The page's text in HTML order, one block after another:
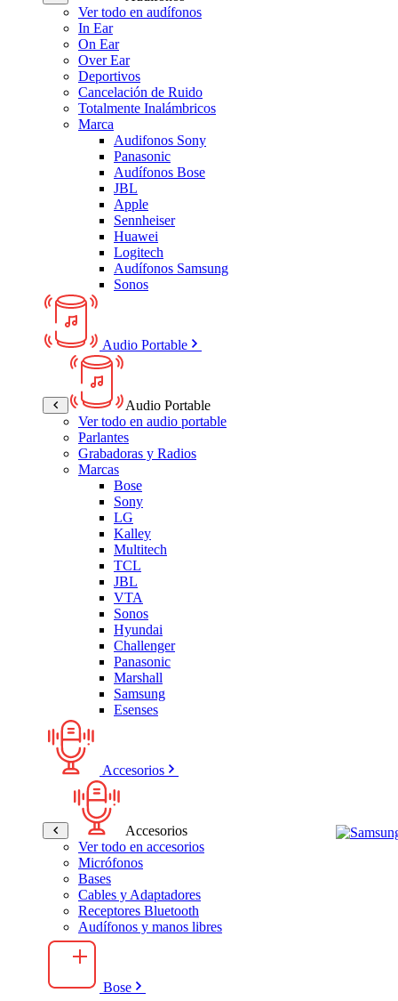
Ver todo en audífonos
In Ear
On Ear
Over Ear
Deportivos
Cancelación de Ruido
Totalmente Inalámbricos
Marca
Audifonos Sony
Panasonic
Audífonos Bose
JBL
Apple
Sennheiser
Huawei
Logitech
Audífonos Samsung
Sonos
Audio Portable
Audio Portable
Ver todo en audio portable
Parlantes
Grabadoras y Radios
Marcas
Bose
Sony
LG
Kalley
Multitech
TCL
JBL
VTA
Sonos
Hyundai
Challenger
Panasonic
Marshall
Samsung
Esenses
Accesorios
Accesorios
Ver todo en accesorios
Micrófonos
Bases
Cables y Adaptadores
Receptores Bluetooth
Audífonos y manos libres
Bose